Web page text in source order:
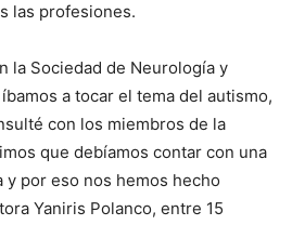
las profesiones.
la Sociedad de Neurología y
a tocar el tema del autismo,
con los miembros de la
que debíamos contar con una
y por eso nos hemos hecho
Yaniris Polanco, entre 15